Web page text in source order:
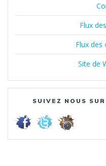
Flux
Flux des
Site de
SUIVEZ NOUS